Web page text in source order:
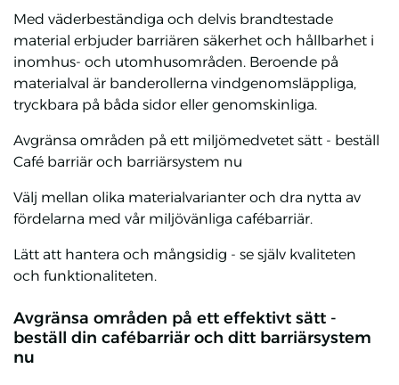
Med väderbeständiga och delvis brandtestade
material erbjuder barriären säkerhet och hållbarhet i
inomhus- och utomhusområden. Beroende på
materialval är banderollerna vindgenomsläppliga,
tryckbara på båda sidor eller genomskinliga.
Avgränsa områden på ett miljömedvetet sätt - beställ
Café barriär och barriärsystem nu
Välj mellan olika materialvarianter och dra nytta av
fördelarna med vår miljövänliga cafébarriär.
Lätt att hantera och mångsidig - se själv kvaliteten
och funktionaliteten.
Avgränsa områden på ett effektivt sätt -
beställ din cafébarriär och ditt barriärsystem
nu